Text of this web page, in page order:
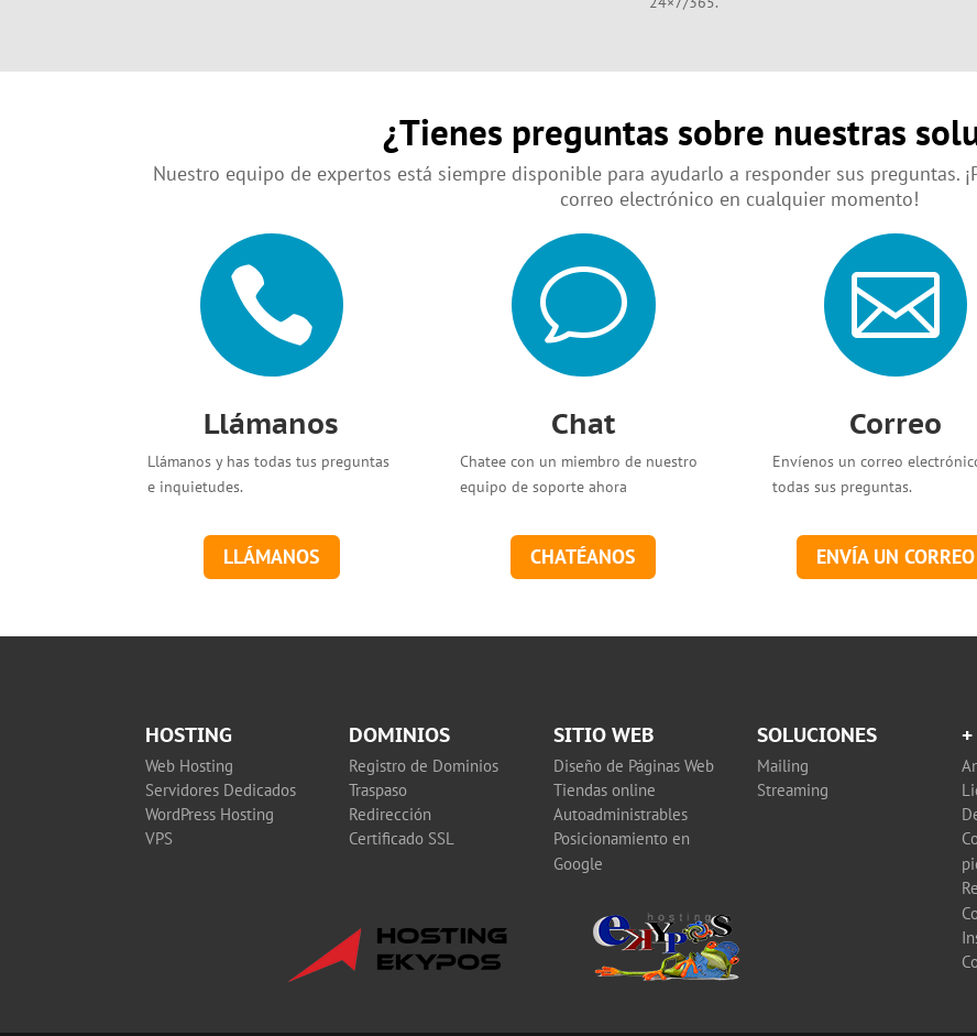
¿Tienes preguntas sobre nuestras
Nuestro equipo de expertos está siempre disponible para ayudarlo a responder sus preguntas.
correo electrónico en cualquier momento!

Llámanos
Llámanos y has todas tus preguntas
e inquietudes.
LLÁMANOS
v
Chat
Chatee con un miembro de nuestro
equipo de soporte ahora
CHATÉANOS

Correo
Envíenos un correo
todas sus preguntas.
ENVÍA UN CORREO
HOSTING
Web Hosting
Servidores Dedicados
WordPress Hosting
VPS
DOMINIOS
Registro de Dominios
Traspaso
Redirección
Certificado SSL
SITIO WEB
Diseño de Páginas Web
Tiendas online
Autoadministrables
Posicionamiento en
Google
SOLUCIONES
Mailing
Streaming
+